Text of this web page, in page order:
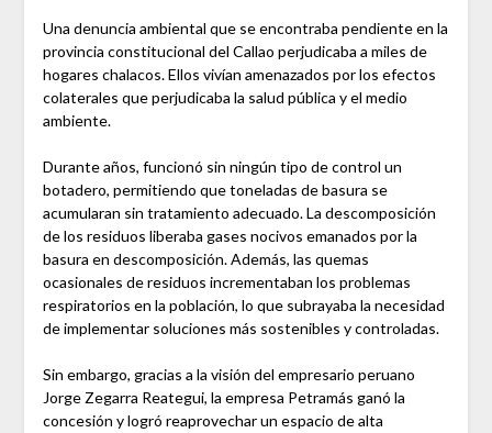
Una denuncia ambiental que se encontraba pendiente en la
provincia constitucional del Callao perjudicaba a miles de
hogares chalacos. Ellos vivían amenazados por los efectos
colaterales que perjudicaba la salud pública y el medio
ambiente.
Durante años, funcionó sin ningún tipo de control un
botadero, permitiendo que toneladas de basura se
acumularan sin tratamiento adecuado. La descomposición
de los residuos liberaba gases nocivos emanados por la
basura en descomposición. Además, las quemas
ocasionales de residuos incrementaban los problemas
respiratorios en la población, lo que subrayaba la necesidad
de implementar soluciones más sostenibles y controladas.
Sin embargo, gracias a la visión del empresario peruano
Jorge Zegarra Reategui, la empresa Petramás ganó la
concesión y logró reaprovechar un espacio de alta